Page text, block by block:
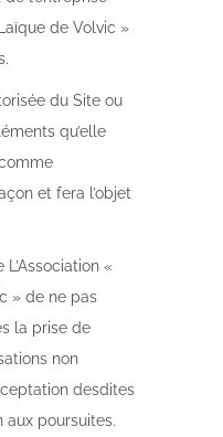
de Volvic »
du Site ou
qu’elle
et fera l’objet
L’Association «
» de ne pas
la prise de
non
desdites
aux poursuites.